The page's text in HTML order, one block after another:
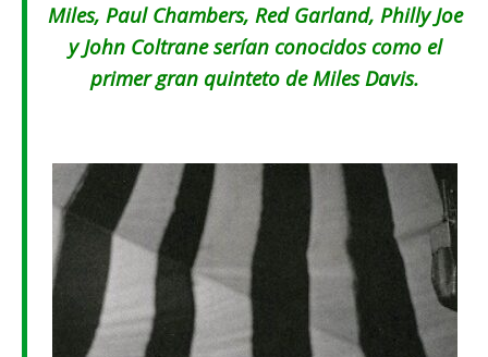
Miles, Paul Chambers, Red Garland, Philly Joe
y John Coltrane serían conocidos como el
primer gran quinteto de Miles Davis.